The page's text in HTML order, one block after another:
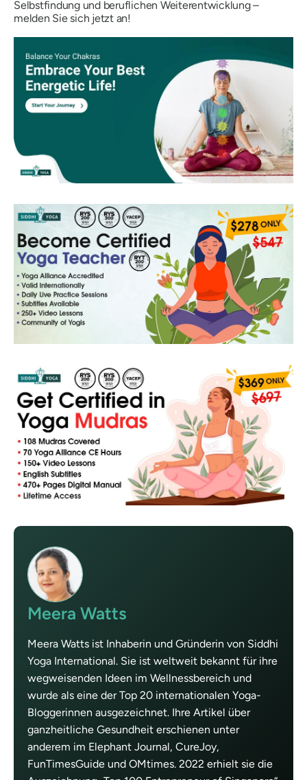
Selbstfindung und beruflichen Weiterentwicklung –
melden Sie sich jetzt an!
Meera Watts
Meera Watts ist Inhaberin und Gründerin von Siddhi
Yoga International. Sie ist weltweit bekannt für ihre
wegweisenden Ideen im Wellnessbereich und
wurde als eine der Top 20 internationalen Yoga-
Bloggerinnen ausgezeichnet. Ihre Artikel über
ganzheitliche Gesundheit erschienen unter
anderem im Elephant Journal, CureJoy,
FunTimesGuide und OMtimes. 2022 erhielt sie die